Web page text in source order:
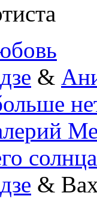
&
солнца
&